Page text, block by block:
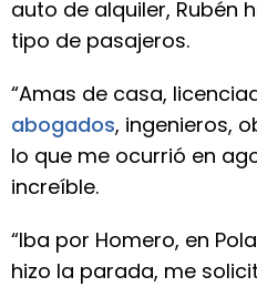
auto de alquiler, Rubén
tipo de pasajeros.
“Amas de casa,
abogados, ingenieros,
lo que me ocurrió en
increíble.
“Iba por Homero, en
hizo la parada, me